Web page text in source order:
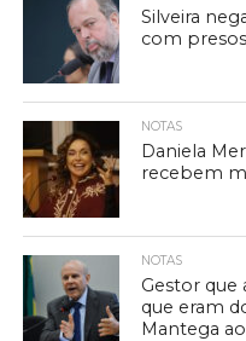
Silveira
com
NOTAS
Daniela
recebem
NOTAS
Gestor que
que eram
Mantega